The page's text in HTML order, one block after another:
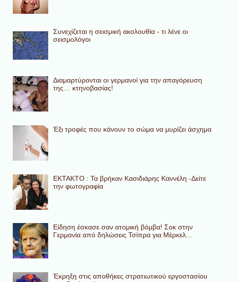
Συνεχίζεται η σεισμική ακολουθία - τι λένε οι
σεισμολόγοι
Διαμαρτύρονται οι γερμανοί για την απαγόρευση
της… κτηνοβασίας!
Έξι τροφές που κάνουν το σώμα να μυρίζει άσχημα
ΕΚΤΑΚΤΟ : Τα βρήκαν Κασιδιάρης Καννέλη -Δείτε
την φωτογραφία
Eίδηση έσκασε σαν ατομική βόμβα! Σοκ στην
Γερμανία από δηλώσεις Τσίπρα για Μέρκελ...
Έκρηξη στις αποθήκες στρατιωτικού εργοστασίου